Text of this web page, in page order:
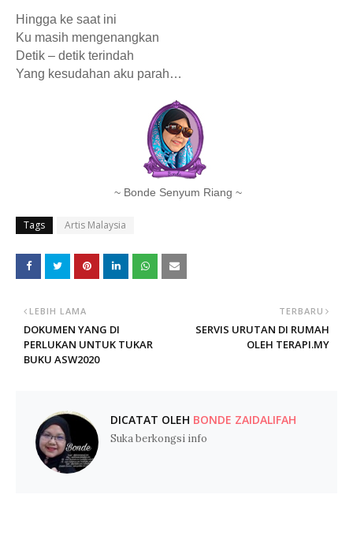
Hingga ke saat ini
Ku masih mengenangkan
Detik – detik terindah
Yang kesudahan aku parah…
~ Bonde Senyum Riang ~
Tags Artis Malaysia
TERBARU
SERVIS URUTAN DI RUMAH
OLEH TERAPI.MY
LEBIH LAMA
DOKUMEN YANG DI
PERLUKAN UNTUK TUKAR
BUKU ASW2020
DICATAT OLEH BONDE ZAIDALIFAH
Suka berkongsi info